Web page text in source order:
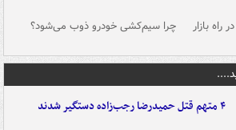
بازار چرا سیم‌کشی خودرو ذوب می‌شود؟
۴ متهم قتل حمیدرضا رجب‌زاده دستگیر شدند